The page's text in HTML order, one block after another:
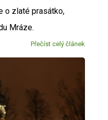
o zlaté prasátko,
Mráze.
Přečíst celý článek